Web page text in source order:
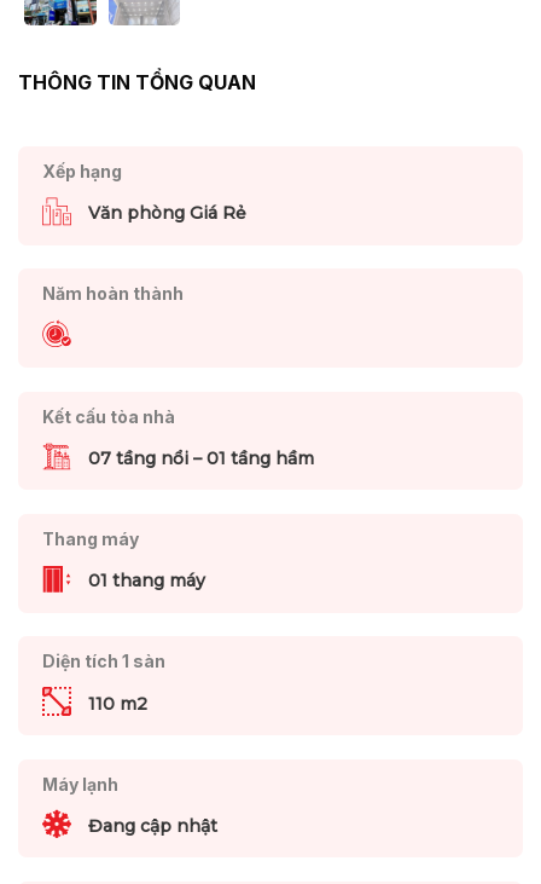
THÔNG TIN TỔNG QUAN
Xếp hạng
Văn phòng Giá Rẻ
Năm hoàn thành
Kết cấu tòa nhà
07 tầng nổi – 01 tầng hầm
Thang máy
01 thang máy
Diện tích 1 sàn
110 m2
Máy lạnh
Đang cập nhật